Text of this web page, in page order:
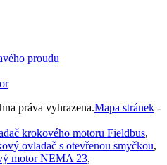
proudu
práva vyhrazena.Mapa stránek -
krokového motoru Fieldbus,
ovladač s otevřenou smyčkou,
motor NEMA 23,